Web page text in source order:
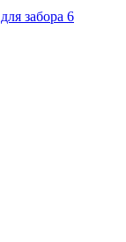
забора 6